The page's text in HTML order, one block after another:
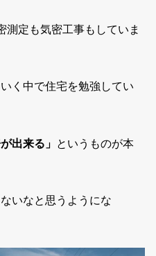
定も気密工事もしていま
く中で住宅を勉強してい
出来る」 というものが本
いなと思うようにな